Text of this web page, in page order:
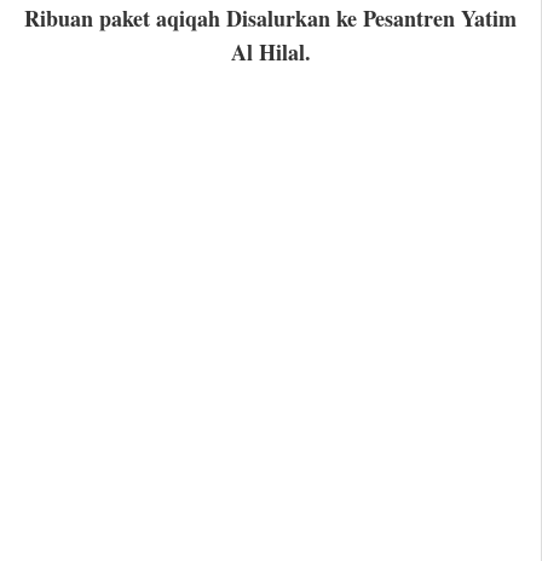
Ribuan paket aqiqah Disalurkan ke Pesantren Yatim
Al Hilal.